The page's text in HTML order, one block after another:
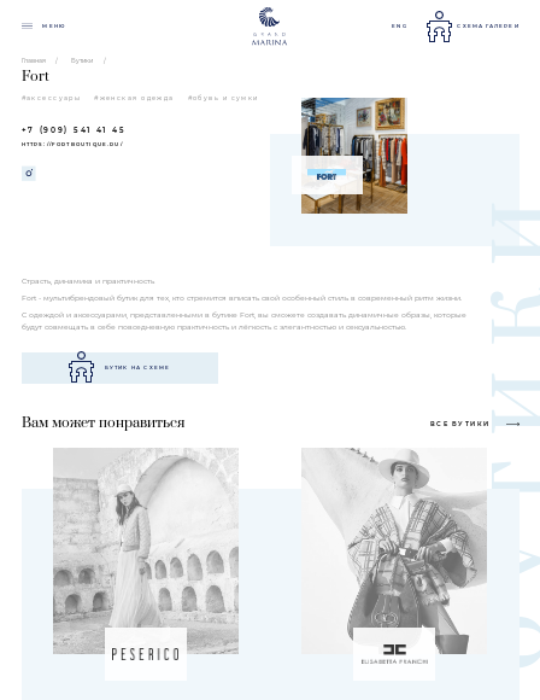
МЕНЮ ENG СХЕМА ГАЛЕРЕИ
Главная Бутики
Fort
#аксессуары #женская одежда #обувь и сумки
+7 (909) 541 41 45
HTTPS://FORTBOUTIQUE.RU/
Страсть, динамика и практичность
Fort - мультибрендовый бутик для тех, кто стремится вписать свой особенный стиль в современный ритм жизни.
С одеждой и аксессуарами, представленными в бутике Fort, вы сможете создавать динамичные образы, которые
будут совмещать в себе повседневную практичность и лёгкость с элегантностью и сексуальностью.
БУТИК НА СХЕМЕ
Вам может понравиться ВСЕ БУТИКИ